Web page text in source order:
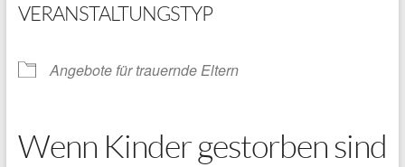
VERANSTALTUNGSTYP
Angebote für trauernde Eltern
Wenn Kinder gestorben sind